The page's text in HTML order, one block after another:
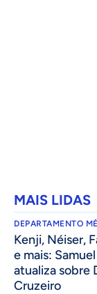
MAIS LIDAS
DEPARTAMENTO
Kenji, Néiser,
e mais:
atualiza sobre
Cruzeiro